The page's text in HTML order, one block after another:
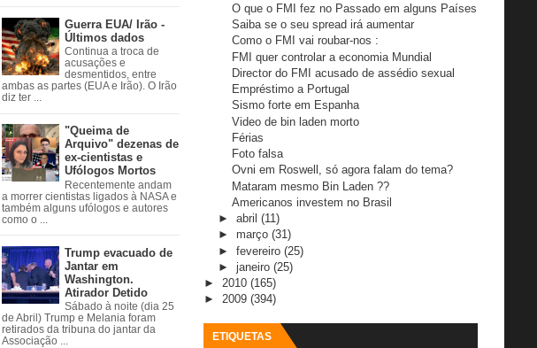
Guerra EUA/ Irão -
Últimos dados
Continua a troca de
acusações e
desmentidos, entre
ambas as partes (EUA e Irão). O Irão
diz ter ...
"Queima de
Arquivo" dezenas de
ex-cientistas e
Ufólogos Mortos
Recentemente andam
a morrer cientistas ligados à NASA e
também alguns ufólogos e autores
como o ...
Trump evacuado de
Jantar em
Washington.
Atirador Detido
Sábado à noite (dia 25
de Abril) Trump e Melania foram
retirados da tribuna do jantar da
Associação ...
O que o FMI fez no Passado em alguns Países
Saiba se o seu spread irá aumentar
Como o FMI vai roubar-nos :
FMI quer controlar a economia Mundial
Director do FMI acusado de assédio sexual
Empréstimo a Portugal
Sismo forte em Espanha
Video de bin laden morto
Férias
Foto falsa
Ovni em Roswell, só agora falam do tema?
Mataram mesmo Bin Laden ??
Americanos investem no Brasil
► abril (11)
► março (31)
► fevereiro (25)
► janeiro (25)
► 2010 (165)
► 2009 (394)
ETIQUETAS